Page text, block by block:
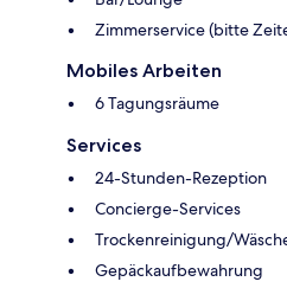
Zimmerservice (bitte
Mobiles Arbeiten
6 Tagungsräume
Services
24-Stunden-Rezeption
Concierge-Services
Trockenreinigung/
Gepäckaufbewahrung